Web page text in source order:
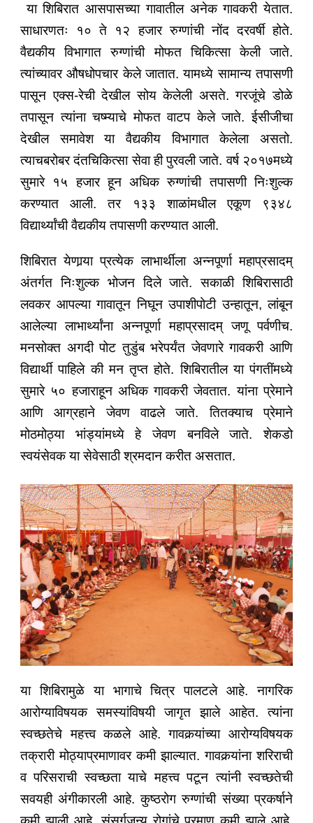
या शिबिरात आसपासच्या गावातील अनेक गावकरी येतात.
साधारणतः १० ते १२ हजार रुग्णांची नोंद दरवर्षी होते.
वैद्यकीय विभागात रुग्णांची मोफत चिकित्सा केली जाते.
त्यांच्यावर औषधोपचार केले जातात. यामध्ये सामान्य तपासणी
पासून एक्स-रेची देखील सोय केलेली असते. गरजूंचे डोळे
तपासून त्यांना चष्म्याचे मोफत वाटप केले जाते. ईसीजीचा
देखील समावेश या वैद्यकीय विभागात केलेला असतो.
त्याचबरोबर दंतचिकित्सा सेवा ही पुरवली जाते. वर्ष २०१७मध्ये
सुमारे १५ हजार हून अधिक रुग्णांची तपासणी निःशुल्क
करण्यात आली. तर १३३ शाळांमधील एकूण ९३४८
विद्यार्थ्यांची वैद्यकीय तपासणी करण्यात आली.
शिबिरात येणार्‍या प्रत्येक लाभार्थीला अन्नपूर्णा महाप्रसादम्
अंतर्गत निःशुल्क भोजन दिले जाते. सकाळी शिबिरासाठी
लवकर आपल्या गावातून निघून उपाशीपोटी उन्हातून, लांबून
आलेल्या लाभार्थ्यांना अन्नपूर्णा महाप्रसादम्‌ जणू पर्वणीच.
मनसोक्त अगदी पोट तुडुंब भरेपर्यंत जेवणारे गावकरी आणि
विद्यार्थी पाहिले की मन तृप्त होते. शिबिरातील या पंगतींमध्ये
सुमारे ५० हजाराहून अधिक गावकरी जेवतात. यांना प्रेमाने
आणि आग्रहाने जेवण वाढले जाते. तितक्याच प्रेमाने
मोठमोठ्या भांड्यांमध्ये हे जेवण बनविले जाते. शेकडो
स्वयंसेवक या सेवेसाठी श्रमदान करीत असतात.
या शिबिरामुळे या भागाचे चित्र पालटले आहे. नागरिक
आरोग्याविषयक समस्यांविषयी जागृत झाले आहेत. त्यांना
स्वच्छतेचे महत्त्व कळले आहे. गावकर्‍यांच्या आरोग्यविषयक
तक्रारी मोठ्याप्रमाणावर कमी झाल्यात. गावकर्‍यांना शरिराची
व परिसराची स्वच्छता याचे महत्त्व पटून त्यांनी स्वच्छतेची
सवयही अंगीकारली आहे. कुष्ठरोग रुग्णांची संख्या प्रकर्षाने